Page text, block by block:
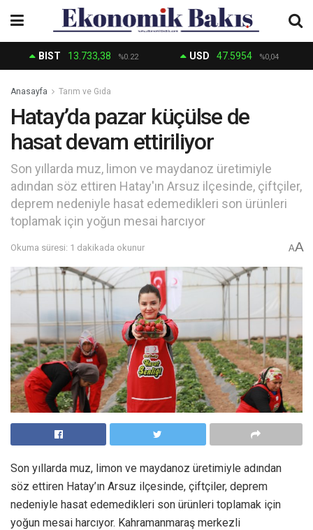
BIST 13.733,38 %0.22 USD 47.5954 %0,04
Anasayfa Tarım ve Gıda
Hatay’da pazar küçülse de
hasat devam ettiriliyor
Son yıllarda muz, limon ve maydanoz üretimiyle
adından söz ettiren Hatay'ın Arsuz ilçesinde, çiftçiler,
deprem nedeniyle hasat edemedikleri son ürünleri
toplamak için yoğun mesai harcıyor
Okuma süresi: 1 dakikada okunur AA
Son yıllarda muz, limon ve maydanoz üretimiyle adından
söz ettiren Hatay’ın Arsuz ilçesinde, çiftçiler, deprem
nedeniyle hasat edemedikleri son ürünleri toplamak için
yoğun mesai harcıyor. Kahramanmaraş merkezli